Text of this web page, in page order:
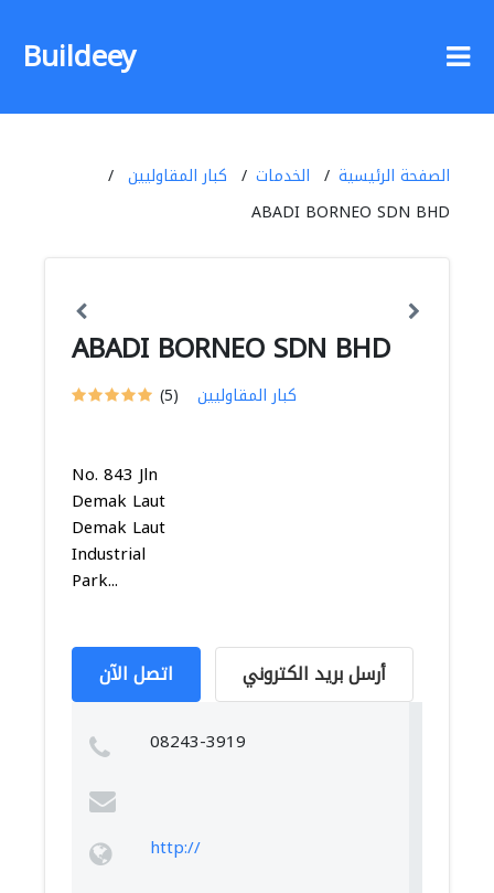
Buildeey
الصفحة الرئيسية الخدمات
كبار المقاوليين
ABADI BORNEO SDN BHD
ABADI BORNEO SDN BHD
(5) كبار المقاوليين
No. 843 Jln
Demak Laut
Demak Laut
Industrial
Park...
اتصل الآن أرسل بريد الكتروني
08243-3919
http://